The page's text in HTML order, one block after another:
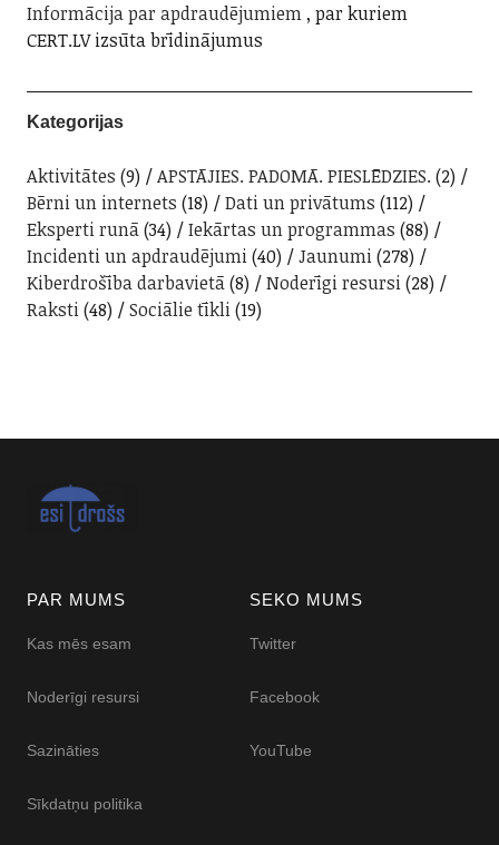
Informācija par apdraudējumiem, par kuriem
CERT.LV izsūta brīdinājumus
Kategorijas
Aktivitātes (9) APSTĀJIES. PADOMĀ. PIESLĒDZIES. (2)
Bērni un internets (18) Dati un privātums (112)
Eksperti runā(34) Iekārtas un programmas (88)
Incidenti un apdraudējumi(40) Jaunumi(278)
Kiberdrošība darbavietā(8) Noderīgi resursi(28)
Raksti(48) Sociālie tīkli(19)
PAR MUMS
Kas mēs esam
Noderīgi resursi
Sazināties
Sīkdatņu politika
SEKO MUMS
Twitter
Facebook
YouTube